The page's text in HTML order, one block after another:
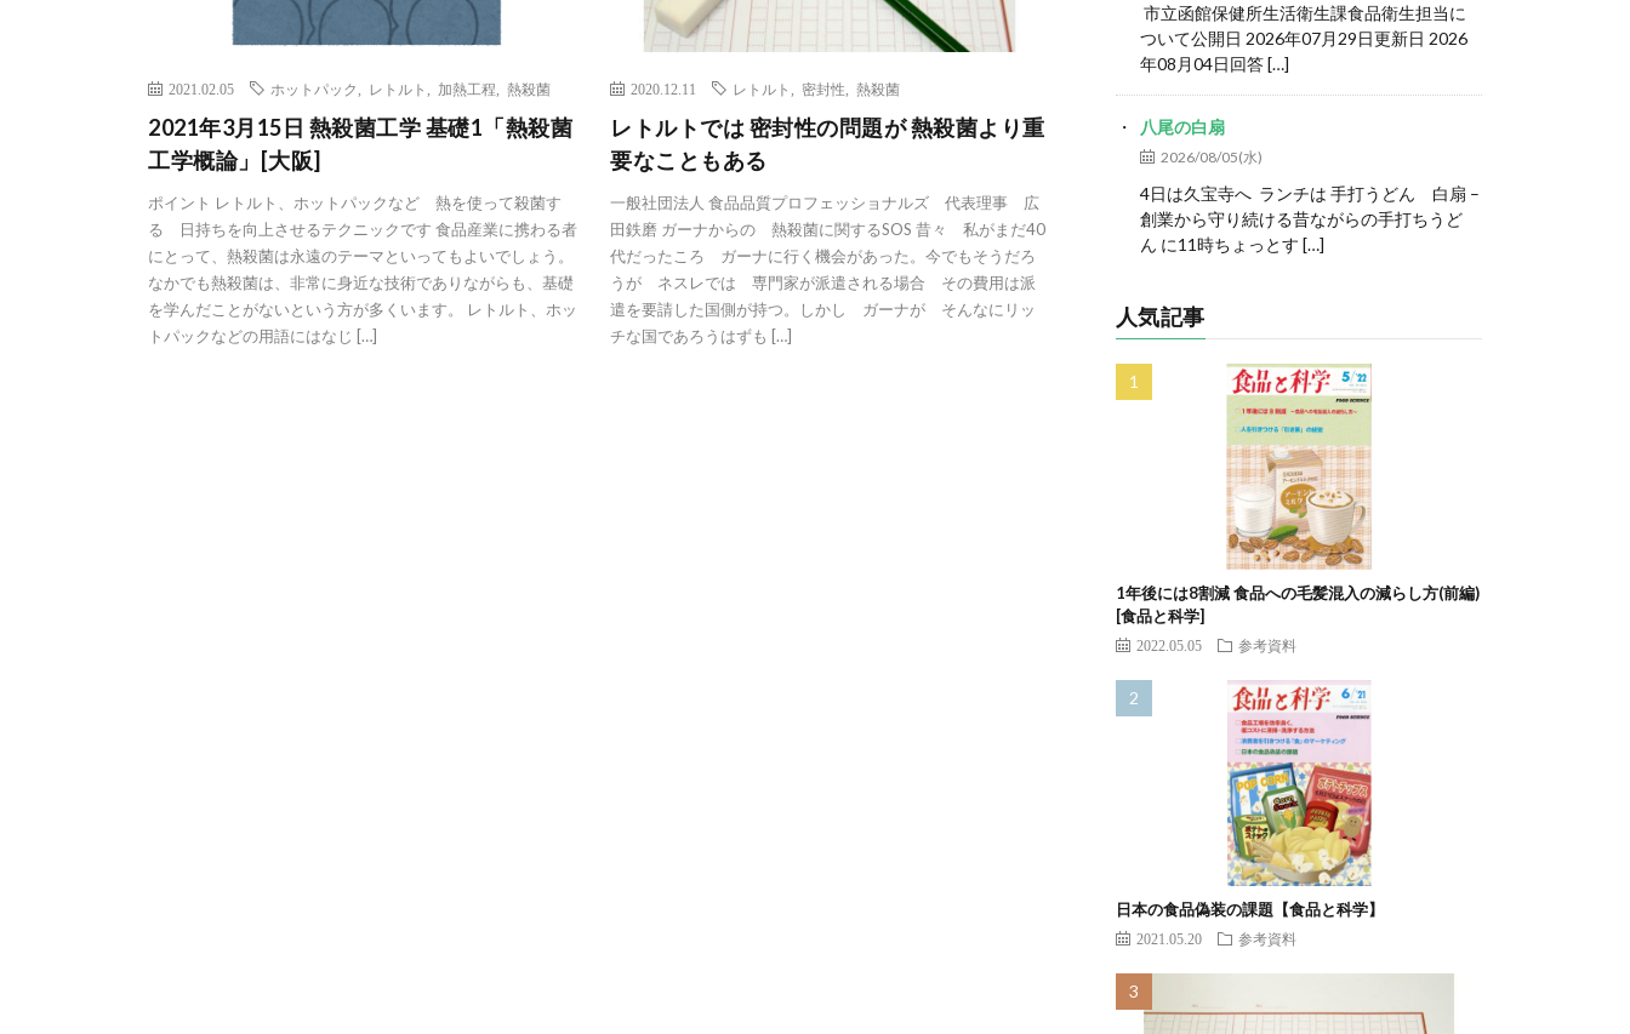
2021.02.05 ホットパック レトルト 加熱工程 熱殺菌
2021年3月15日 熱殺菌工学 基礎1「熱殺菌
工学概論」[大阪]
ポイント レトルト、ホットパックなど 熱を使って殺菌す
る 日持ちを向上させるテクニックです 食品産業に携わる者
にとって、熱殺菌は永遠のテーマといってもよいでしょう。
なかでも熱殺菌は、非常に身近な技術でありながらも、基礎
を学んだことがないという方が多くいます。 レトルト、ホッ
トパックなどの用語にはなじ […]
2020.12.11 レトルト 密封性 ,熱殺菌
レトルトでは 密封性の問題が 熱殺菌より重
要なこともある
一般社団法人 食品品質プロフェッショナルズ 代表理事 広
田鉄磨 ガーナからの 熱殺菌に関するSOS 昔々 私がまだ40
代だったころ ガーナに行く機会があった。今でもそうだろ
うが ネスレでは 専門家が派遣される場合 その費用は派
遣を要請した国側が持つ。しかし ガーナが そんなにリッ
チな国であろうはずも […]
市立函館保健所生活衛生課食品衛生担当に
ついて公開日 2026年07月29日更新日 2026
年08月04日回答 […]
八尾の白扇
2026/08/05(水)
4日は久宝寺へ ランチは 手打うどん 白扇 –
創業から守り続ける昔ながらの手打ちうど
ん に11時ちょっとす […]
人気記事
1年後には8割減 食品への毛髪混入の減らし方(前編)
[食品と科学]
2022.05.05 参考資料
日本の食品偽装の課題【食品と科学】
2021.05.20 参考資料